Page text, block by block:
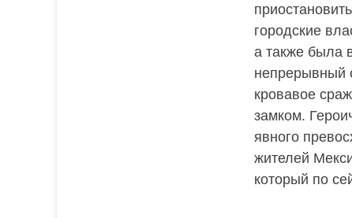
городские
а также была
непрерывный
кровавое
замком.
явного
жителей
который по